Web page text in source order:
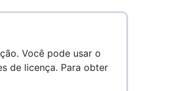
Você pode usar o
de licença. Para obter